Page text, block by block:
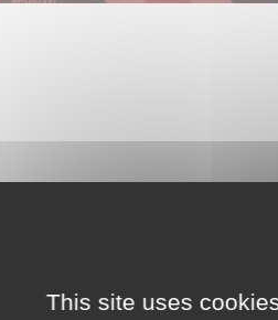
This site uses